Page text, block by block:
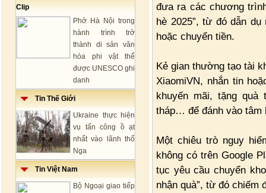
Clip
Phở Hà Nội trong
hành trình trở
thành di sản văn
hóa phi vật thể
được UNESCO ghi
danh
Tin Thế Giới
Ukraine thực hiện
vụ tấn công ồ ạt
nhất vào lãnh thổ
Nga
Tin Việt Nam
Bộ Ngoại giao tiếp
đưa ra các chương
hè 2025”, từ đó dẫn
hoặc chuyển tiền.
Kẻ gian thường tạo tài
XiaomiVN, nhắn tin
khuyến mãi, tặng
tháp… để đánh vào tâm
Một chiêu trò nguy
không có trên Google
tục yêu cầu chuyển
nhận quà”, từ đó chiếm